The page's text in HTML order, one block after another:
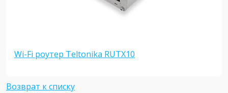
Wi-Fi роутер Teltonika RUTX10
Возврат к списку